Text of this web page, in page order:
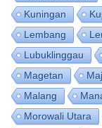
Kuningan
Lembang
Lubuklinggau
Magetan
Malang
Morowali Utara